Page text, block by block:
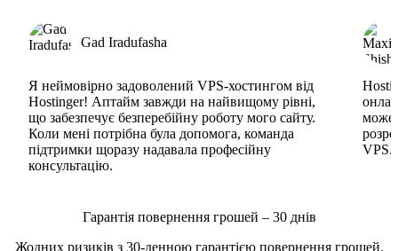
Gad Iradufasha
Я неймовірно задоволений VPS-хостингом від
Hostinger! Аптайм завжди на найвищому рівні,
що забезпечує безперебійну роботу мого сайту.
Коли мені потрібна була допомога, команда
підтримки щоразу надавала професійну
консультацію.
може
VPS.
Гарантія повернення грошей – 30 днів
Жодних ризиків з 30-денною гарантією повернення грошей.